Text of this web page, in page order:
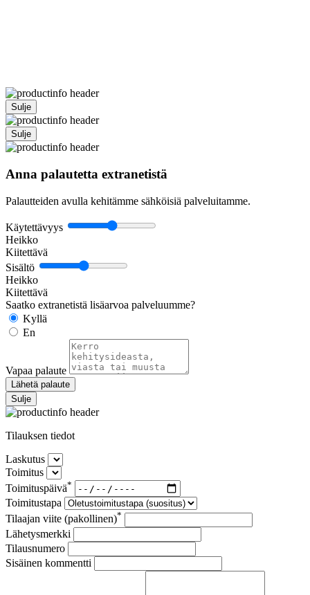
Sulje
Sulje
Anna palautetta extranetistä
Palautteiden avulla kehitämme sähköisiä palveluitamme.
Käytettävyys
Heikko
Kiitettävä
Sisältö
Heikko
Kiitettävä
Saatko extranetistä lisäarvoa palveluumme?
Kyllä
En
Vapaa palaute
Lähetä palaute
Sulje
Tilauksen tiedot
Laskutus
Toimitus
Toimituspäivä*
Toimitustapa
Tilaajan viite (pakollinen)*
Lähetysmerkki
Tilausnumero
Sisäinen kommentti